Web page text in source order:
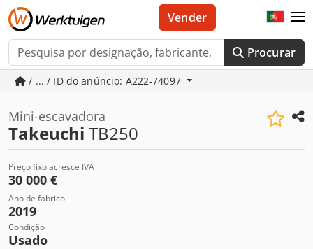
Procurar
Vender
/ ... / ID do anúncio: A222-74097
Mini-escavadora
Takeuchi TB250
Preço fixo acresce IVA
30 000 €
Ano de fabrico
2019
Condição
Usado